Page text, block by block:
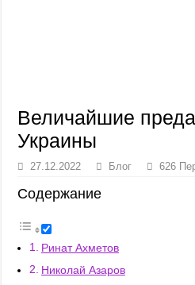
Величайшие
Украины
27.12.2022 Блог 626
Содержание
Ринат Ахметов
Николай Азаров